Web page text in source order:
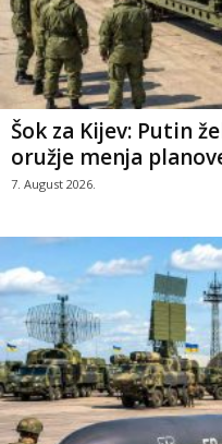
Šok za Kijev: Putin
oružje menja
7. August 2026.